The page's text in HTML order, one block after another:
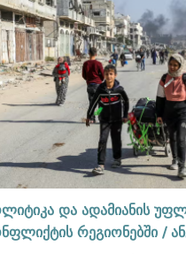
და ადამიანის
რეგიონებში /